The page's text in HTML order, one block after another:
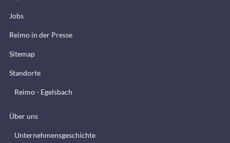
Jobs
Reimo in der Presse
Sitemap
Standorte
Reimo - Egelsbach
Über uns
Unternehmensgeschichte